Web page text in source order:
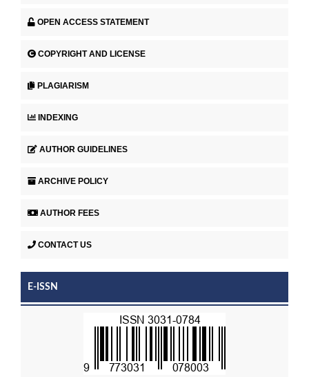
OPEN ACCESS STATEMENT
COPYRIGHT AND LICENSE
PLAGIARISM
INDEXING
AUTHOR GUIDELINES
ARCHIVE POLICY
AUTHOR FEES
CONTACT US
E-ISSN